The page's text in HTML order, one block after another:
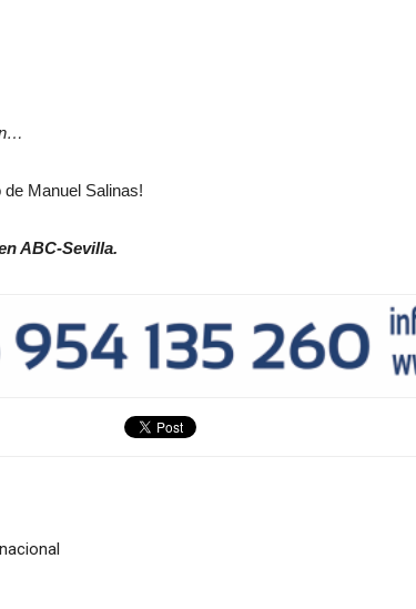
Manuel Salinas!
ABC-Sevilla.